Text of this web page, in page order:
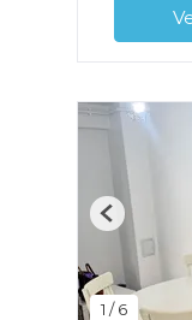
1 /6
Previous